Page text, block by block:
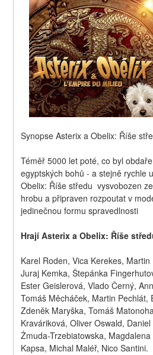
Synopse Asterix a Obelix: Říše
Téměř 5000 let poté, co byl
egyptských bohů - a stejně rychle
Obelix: Říše středu  vysvobozen
hrobu a připraven rozpoutat v
jedinečnou formu spravedlnosti
Hrají Asterix a Obelix: Říše
Karel Roden, Vica Kerekes,
Juraj Kemka, Štepánka
Ester Geislerová, Vlado Černý,
Tomáš Měcháček, Martin Pechlát,
Zdeněk Maryška, Tomáš
Kraváriková, Oliver Oswald,
Żmuda-Trzebiatowska, Magdalena
Kapsa, Michal Maléř, Nico Santini.